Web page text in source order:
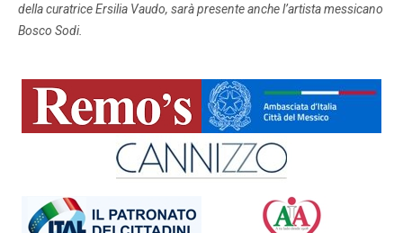
della curatrice Ersilia Vaudo, sarà presente anche l’artista messicano
Bosco Sodi.